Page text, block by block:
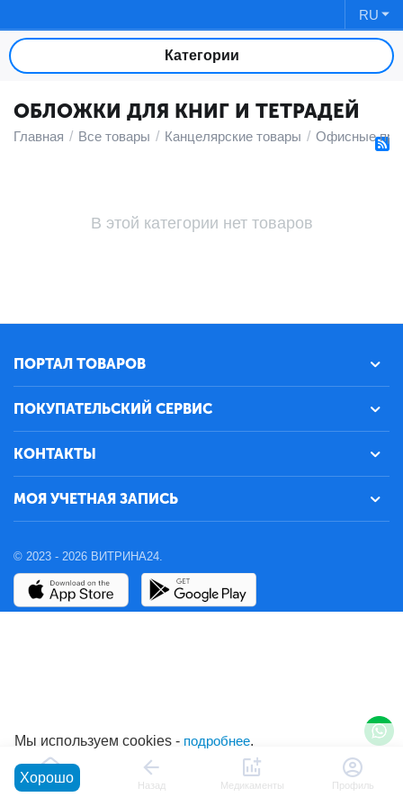
RU
Категории
ОБЛОЖКИ ДЛЯ КНИГ И ТЕТРАДЕЙ
Главная / Все товары / Канцелярские товары / Офисные
В этой категории нет товаров
ПОРТАЛ ТОВАРОВ
ПОКУПАТЕЛЬСКИЙ СЕРВИС
КОНТАКТЫ
МОЯ УЧЕТНАЯ ЗАПИСЬ
© 2023 - 2026 ВИТРИНА24.
Главная Назад Медикаменты Профиль
Мы используем cookies - подробнее.
Хорошо